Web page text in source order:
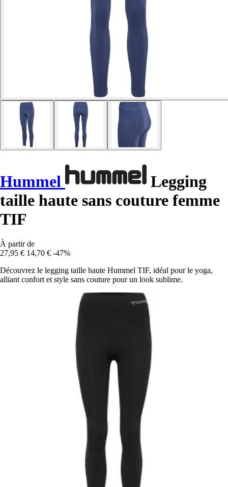
Hummel
Legging
taille haute sans couture femme
TIF
À partir de
27,95 € 14,70 € -47%
Découvrez le legging taille haute Hummel TIF, idéal pour le yoga,
alliant confort et style sans couture pour un look sublime.